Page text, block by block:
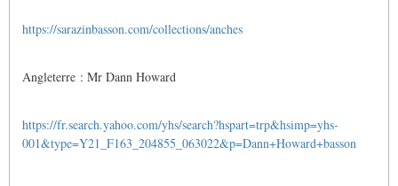
https://sarazinbasson.com/collections/anches
Angleterre : Mr Dann Howard
https://fr.search.yahoo.com/yhs/search?hspart=trp&hsimp=yhs-
001&type=Y21_F163_204855_063022&p=Dann+Howard+basson